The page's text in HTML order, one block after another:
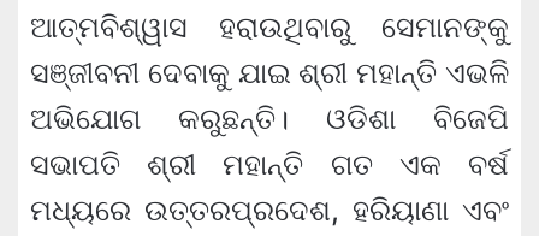
ଆତ୍ମବିଶ୍ୱାସ ହରାଉଥିବାରୁ ସେମାନଙ୍କୁ
ସଞ୍ଜୀବନୀ ଦେବାକୁ ଯାଇ ଶ୍ରୀ ମହାନ୍ତି ଏଭଳି
ଅଭିଯୋଗ କରୁଛନ୍ତି। ଓଡିଶା ବିଜେପି
ସଭାପତି ଶ୍ରୀ ମହାନ୍ତି ଗତ ଏକ ବର୍ଷ
ମଧ୍ୟରେ ଉତ୍ତରପ୍ରଦେଶ, ହରିୟାଣା ଏବଂ